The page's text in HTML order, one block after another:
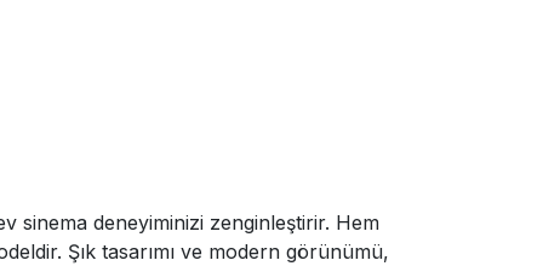
sinema deneyiminizi zenginleştirir. Hem
Şık tasarımı ve modern görünümü,